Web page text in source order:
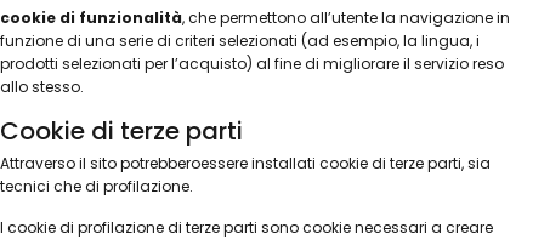
cookie di funzionalità, che permettono all’utente la navigazione in
funzione di una serie di criteri selezionati (ad esempio, la lingua, i
prodotti selezionati per l’acquisto) al fine di migliorare il servizio reso
allo stesso.
Cookie di terze parti
Attraverso il sito potrebberoessere installati cookie di terze parti, sia
tecnici che di profilazione.
I cookie di profilazione di terze parti sono cookie necessari a creare